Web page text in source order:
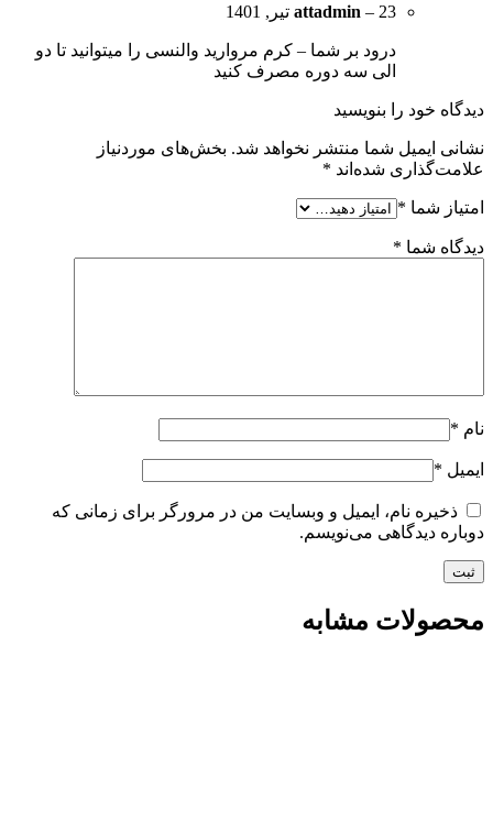
attadmin – 23 تیر, 1401
درود بر شما – کرم مروارید والنسی را میتوانید تا دو
الی سه دوره مصرف کنید
دیدگاه خود را بنویسید
نشانی ایمیل شما منتشر نخواهد شد. بخش‌های موردنیاز
علامت‌گذاری شده‌اند *
امتیاز شما *
دیدگاه شما *
نام *
ایمیل *
ذخیره نام، ایمیل و وبسایت من در مرورگر برای زمانی که
دوباره دیدگاهی می‌نویسم.
محصولات مشابه